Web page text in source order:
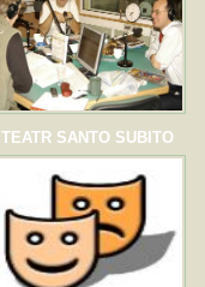
TEATR SANTO SUBITO